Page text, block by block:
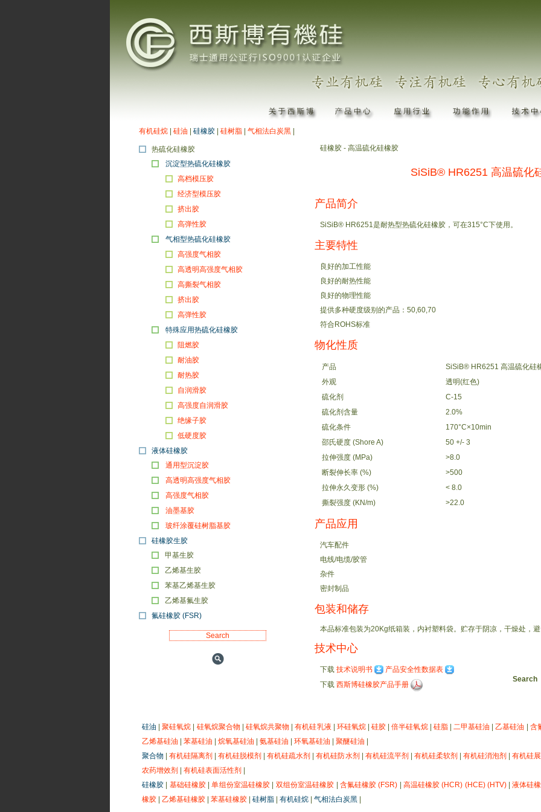
有机硅烷 硅油 硅橡胶 硅树脂 气相法白炭黑
热硫化硅橡胶
沉淀型热硫化硅橡胶
高档模压胶
经济型模压胶
挤出胶
高弹性胶
气相型热硫化硅橡胶
高强度气相胶
高透明高强度气相胶
高撕裂气相胶
挤出胶
高弹性胶
特殊应用热硫化硅橡胶
阻燃胶
耐油胶
耐热胶
自润滑胶
高强度自润滑胶
绝缘子胶
低硬度胶
液体硅橡胶
通用型沉淀胶
高透明高强度气相胶
高强度气相胶
油墨基胶
玻纤涂覆硅树脂基胶
硅橡胶生胶
甲基生胶
乙烯基生胶
苯基乙烯基生胶
乙烯基氟生胶
氟硅橡胶 (FSR)
硅橡胶 - 高温硫化硅橡胶
SiSiB® HR6251 高温硫化
产品简介
SiSiB® HR6251是耐热型热硫化硅橡胶，可在315°C下使用。
主要特性
良好的加工性能
良好的耐热性能
良好的物理性能
提供多种硬度级别的产品：50,60,70
符合ROHS标准
物化性质
产品
SiSiB® HR6251 高温硫化硅
外观
透明(红色)
硫化剂
C-15
硫化剂含量
2.0%
硫化条件
170°C×10min
邵氏硬度 (Shore A)
50 +/- 3
拉伸强度 (MPa)
>8.0
断裂伸长率 (%)
>500
拉伸永久变形 (%)
< 8.0
撕裂强度 (KN/m)
>22.0
产品应用
汽车配件
电线/电缆/胶管
杂件
密封制品
包装和储存
本品标准包装为20Kg纸箱装，内衬塑料袋。贮存于阴凉，干燥处，
技术中心
下载 技术说明书
产品安全性数据表
Search
下载 西斯博硅橡胶产品手册
硅油 |聚硅氧烷 硅氧烷聚合物 硅氧烷共聚物 |有机硅乳液| 环硅氧烷|硅胶 |倍半硅氧烷| 硅脂| 二甲基硅油 |乙基硅油
含
乙烯基硅油
苯基硅油 烷氧基硅油 氨基硅油 环氧基硅油 聚醚硅油
聚合物 |有机硅隔离剂 |有机硅脱模剂 |有机硅疏水剂 |有机硅防水剂 有机硅流平剂 有机硅柔软剂 有机硅消泡剂
有机硅
农药增效剂
有机硅表面活性剂
硅橡胶
基础硅橡胶 |单组份室温硅橡胶 双组份室温硅橡胶 含氟硅橡胶 (FSR) 高温硅橡胶 (HCR) (HCE) (HTV)| 液体硅
橡胶
乙烯基硅橡胶 苯基硅橡胶 硅树脂 有机硅烷 气相法白炭黑